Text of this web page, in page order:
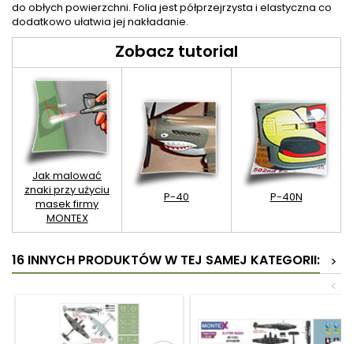
do obłych powierzchni. Folia jest półprzejrzysta i elastyczna co
dodatkowo ułatwia jej nakładanie.
Zobacz tutorial
Jak malować
znaki przy użyciu
masek firmy
MONTEX
P-40 P-40N
16 INNYCH PRODUKTÓW W TEJ SAMEJ KATEGORII:
>
<